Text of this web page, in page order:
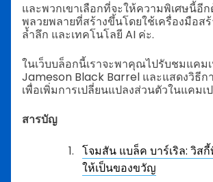
และพวกเขาเลือกที่จะให้ความพิเศษนี้อีก
พลวยพลายที่สร้างขึ้นโดยใช้เครื่องมือส
ล้ำลึก และเทคโนโลยี AI ค่ะ.
ในเว็บบล็อกนี้เราจะพาคุณไปรับชมแคม
Jameson Black Barrel และแสดงวิธีก
เพื่อเพิ่มการเปลี่ยนแปลงส่วนตัวในแคม
สารบัญ
โจมสัน แบล็ค บาร์เริล: วิส
ให้เป็นของขวัญ